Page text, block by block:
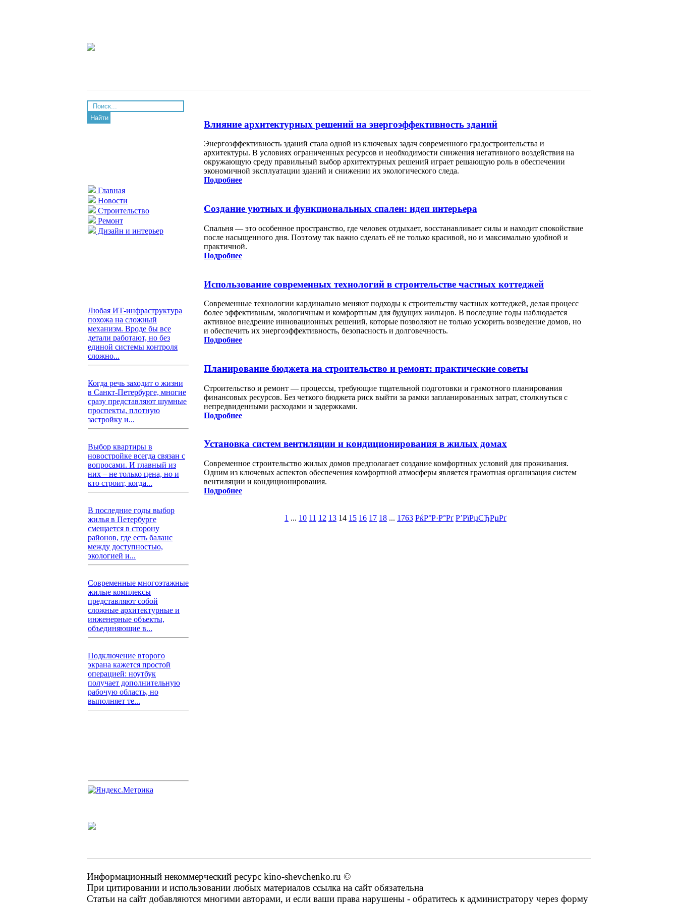
Найти
Главная
Новости
Строительство
Ремонт
Дизайн и интерьер
Любая ИТ-инфраструктура
похожа на сложный
механизм. Вроде бы все
детали работают, но без
единой системы контроля
сложно...
Когда речь заходит о жизни
в Санкт-Петербурге, многие
сразу представляют шумные
проспекты, плотную
застройку и...
Выбор квартиры в
новостройке всегда связан с
вопросами. И главный из
них – не только цена, но и
кто строит, когда...
В последние годы выбор
жилья в Петербурге
смещается в сторону
районов, где есть баланс
между доступностью,
экологией и...
Современные многоэтажные
жилые комплексы
представляют собой
сложные архитектурные и
инженерные объекты,
объединяющие в...
Подключение второго
экрана кажется простой
операцией: ноутбук
получает дополнительную
рабочую область, но
выполняет те...
Влияние архитектурных решений на энергоэффективность зданий
Энергоэффективность зданий стала одной из ключевых задач современного градостроительства и
архитектуры. В условиях ограниченных ресурсов и необходимости снижения негативного воздействия на
окружающую среду правильный выбор архитектурных решений играет решающую роль в обеспечении
экономичной эксплуатации зданий и снижении их экологического следа.
Подробнее
Создание уютных и функциональных спален: идеи интерьера
Спальня — это особенное пространство, где человек отдыхает, восстанавливает силы и находит спокойствие
после насыщенного дня. Поэтому так важно сделать её не только красивой, но и максимально удобной и
практичной.
Подробнее
Использование современных технологий в строительстве частных коттеджей
Современные технологии кардинально меняют подходы к строительству частных коттеджей, делая процесс
более эффективным, экологичным и комфортным для будущих жильцов. В последние годы наблюдается
активное внедрение инновационных решений, которые позволяют не только ускорить возведение домов, но
и обеспечить их энергоэффективность, безопасность и долговечность.
Подробнее
Планирование бюджета на строительство и ремонт: практические советы
Строительство и ремонт — процессы, требующие тщательной подготовки и грамотного планирования
финансовых ресурсов. Без четкого бюджета риск выйти за рамки запланированных затрат, столкнуться с
непредвиденными расходами и задержками.
Подробнее
Установка систем вентиляции и кондиционирования в жилых домах
Современное строительство жилых домов предполагает создание комфортных условий для проживания.
Одним из ключевых аспектов обеспечения комфортной атмосферы является грамотная организация систем
вентиляции и кондиционирования.
Подробнее
1 ... 10 11 12 13 14 15 16 17 18 ... 1763 РќР°Р·Р°Рґ Р’РїРµСЂРµРґ
Информационный некоммерческий ресурс kino-shevchenko.ru ©
При цитировании и использовании любых материалов ссылка на сайт обязательна
Статьи на сайт добавляются многими авторами, и если ваши права нарушены - обратитесь к администратору через форму